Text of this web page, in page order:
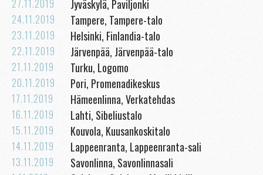
27.11.2019 Jyväskylä, Paviljonki
24.11.2019 Tampere, Tampere-talo
23.11.2019 Helsinki, Finlandia-talo
22.11.2019 Järvenpää, Järvenpää-talo
21.11.2019 Turku, Logomo
20.11.2019 Pori, Promenadikeskus
17.11.2019 Hämeenlinna, Verkatehdas
16.11.2019 Lahti, Sibeliustalo
15.11.2019 Kouvola, Kuusankoskitalo
14.11.2019 Lappeenranta, Lappeenranta-sali
13.11.2019 Savonlinna, Savonlinnasali